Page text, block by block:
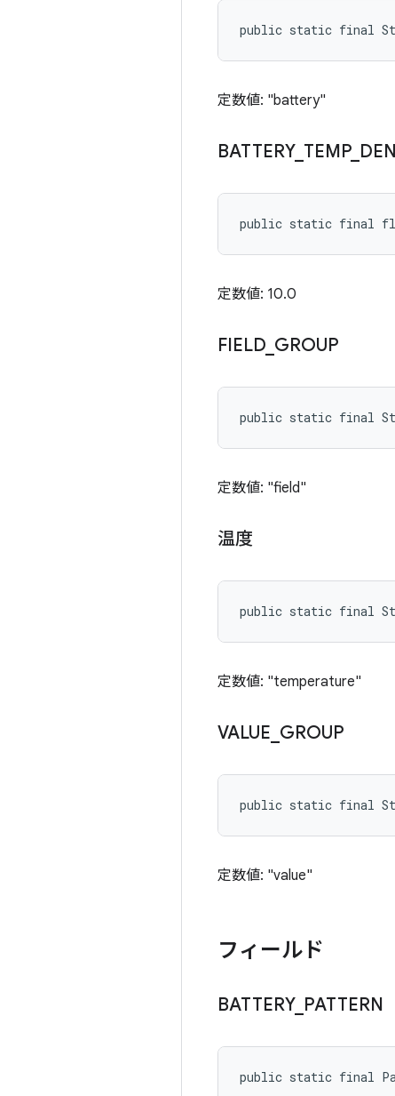
public static final String
定数値: "battery"
BATTERY_ TEMP_
public static final float
定数値: 10.0
FIELD GROUP
public static final
定数値: "field"
温度
public static final
定数値: "temperature"
VALUE GROUP
public static final
定数値: "value"
フィールド
BATTERY_ PATTERN
public static final